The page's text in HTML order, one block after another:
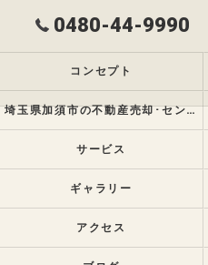
0480-44-9990
コンセプト
埼玉県加須市の不動産売却･センチュリー21 ホープハウスの評判
サービス
ギャラリー
アクセス